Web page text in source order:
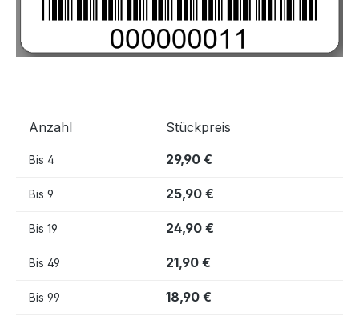
Anzahl Stückpreis
Bis 4 29,90 €
Bis 9 25,90 €
Bis 19 24,90 €
Bis 49 21,90 €
Bis 99 18,90 €